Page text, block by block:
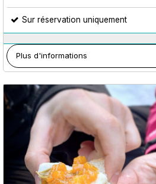
Sur réservation uniquement
Plus d'informations